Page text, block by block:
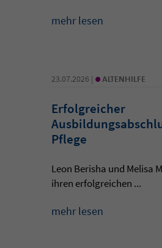
mehr lesen
23.07.2026 | • ALTENHILFE
Erfolgreicher
Pflege
Leon Berisha und Melisa
ihren erfolgreichen ...
mehr lesen